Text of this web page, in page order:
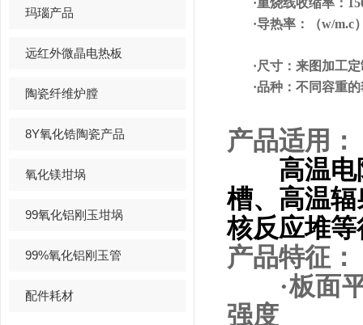
玛瑙产品
远红外微晶电热板
陶瓷纤维炉膛
8Y氧化锆陶瓷产品
氧化镁坩埚
99氧化铝刚玉坩埚
99%氧化铝刚玉管
配件耗材
·重烧线收缩率：
·导热率：（w/m.c
·尺寸：来图加工
·品种：不同容重
产品适用：
高温电阻
槽、高温
核反应堆
产品特征：
·板面
强度